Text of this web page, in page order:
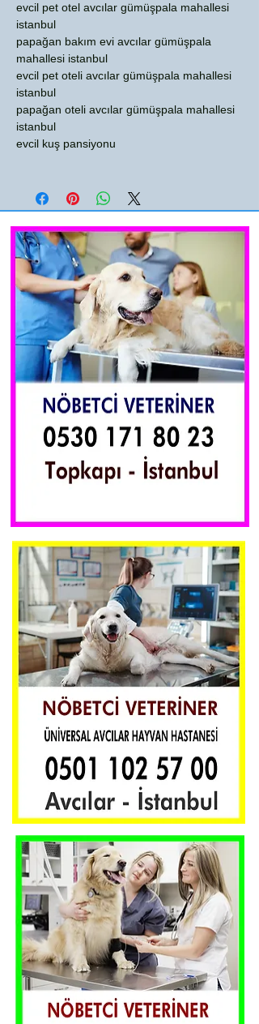
evcil pet otel avcılar gümüşpala mahallesi
istanbul
papağan bakım evi avcılar gümüşpala
mahallesi istanbul
evcil pet oteli avcılar gümüşpala mahallesi
istanbul
papağan oteli avcılar gümüşpala mahallesi
istanbul
evcil kuş pansiyonu